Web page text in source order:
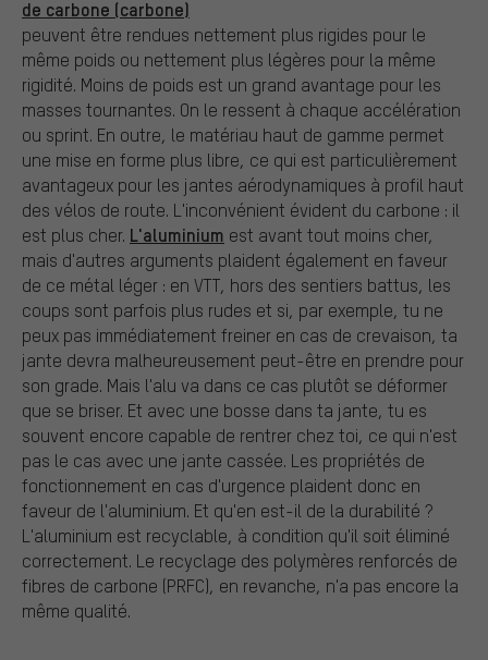
de carbone (carbone)
peuvent être rendues nettement plus rigides pour le
même poids ou nettement plus légères pour la même
rigidité. Moins de poids est un grand avantage pour les
masses tournantes. On le ressent à chaque accélération
ou sprint. En outre, le matériau haut de gamme permet
une mise en forme plus libre, ce qui est particulièrement
avantageux pour les jantes aérodynamiques à profil haut
des vélos de route. L'inconvénient évident du carbone : il
est plus cher. L'aluminium est avant tout moins cher,
mais d'autres arguments plaident également en faveur
de ce métal léger : en VTT, hors des sentiers battus, les
coups sont parfois plus rudes et si, par exemple, tu ne
peux pas immédiatement freiner en cas de crevaison, ta
jante devra malheureusement peut-être en prendre pour
son grade. Mais l'alu va dans ce cas plutôt se déformer
que se briser. Et avec une bosse dans ta jante, tu es
souvent encore capable de rentrer chez toi, ce qui n'est
pas le cas avec une jante cassée. Les propriétés de
fonctionnement en cas d'urgence plaident donc en
faveur de l'aluminium. Et qu'en est-il de la durabilité ?
L'aluminium est recyclable, à condition qu'il soit éliminé
correctement. Le recyclage des polymères renforcés de
fibres de carbone (PRFC), en revanche, n'a pas encore la
même qualité.